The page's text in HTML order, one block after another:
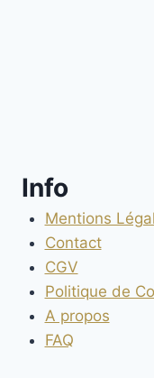
Info
Mentions
Contact
CGV
Politique de
A propos
FAQ